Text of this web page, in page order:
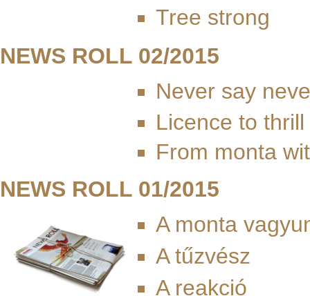
Tree strong
NEWS ROLL 02/2015
Never say
Licence to thrill
From monta
NEWS ROLL 01/2015
A monta
A tűzvész
A reakció